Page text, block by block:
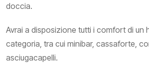
doccia.
Avrai a disposizione tutti i comfort di un
categoria, tra cui minibar, cassaforte,
asciugacapelli.